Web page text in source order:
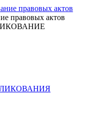
правовых актов